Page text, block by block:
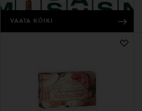
VAATA KÕIKI